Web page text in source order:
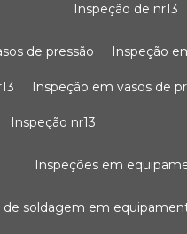
inspeção de nr13
de pressão inspeção
inspeção em vasos de
inspeção nr13
inspeções em
de soldagem em